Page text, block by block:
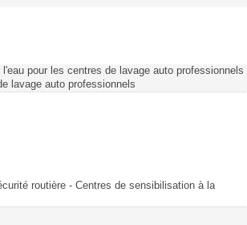
pour les centres de lavage auto professionnels
lavage auto professionnels
routière - Centres de sensibilisation à la